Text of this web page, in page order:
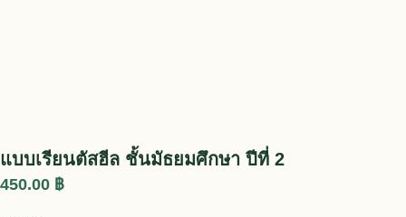
แบบเรียนตัสฮีล ชั้นมัธยมศึกษา ปีที่ 2
450.00 ฿